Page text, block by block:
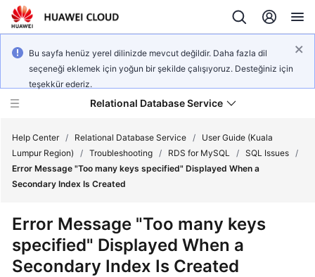
Bu sayfa henüz yerel dilinizde mevcut değildir. Daha fazla dil
seçeneği eklemek için yoğun bir şekilde çalışıyoruz. Desteğiniz için
teşekkür ederiz.
Relational Database Service
Service
Overview
Billing
Help Center / Relational Database Service /
User Guide (Kuala
Lumpur Region)
/ Troubleshooting / RDS for MySQL / SQL Issues /
Error Message "Too many keys specified" Displayed When a
Secondary Index Is Created
Error Message "Too many keys
specified" Displayed When a
Secondary Index Is Created